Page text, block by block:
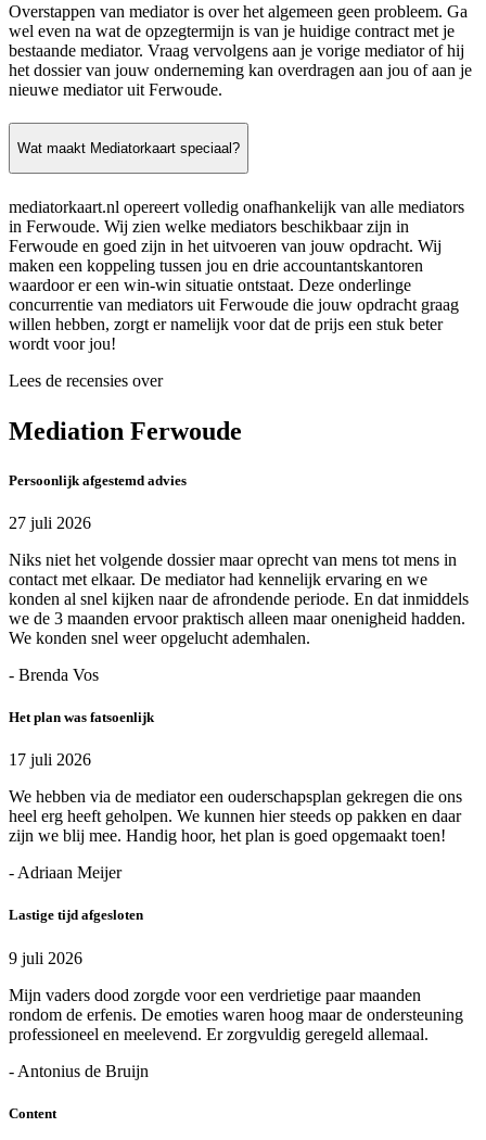
Overstappen van mediator is over het algemeen geen probleem. Ga
wel even na wat de opzegtermijn is van je huidige contract met je
bestaande mediator. Vraag vervolgens aan je vorige mediator of hij
het dossier van jouw onderneming kan overdragen aan jou of aan je
nieuwe mediator uit Ferwoude.
Wat maakt Mediatorkaart speciaal?
mediatorkaart.nl opereert volledig onafhankelijk van alle mediators
in Ferwoude. Wij zien welke mediators beschikbaar zijn in
Ferwoude en goed zijn in het uitvoeren van jouw opdracht. Wij
maken een koppeling tussen jou en drie accountantskantoren
waardoor er een win-win situatie ontstaat. Deze onderlinge
concurrentie van mediators uit Ferwoude die jouw opdracht graag
willen hebben, zorgt er namelijk voor dat de prijs een stuk beter
wordt voor jou!
Lees de recensies over
Mediation Ferwoude
Persoonlijk afgestemd advies
27 juli 2026
Niks niet het volgende dossier maar oprecht van mens tot mens in
contact met elkaar. De mediator had kennelijk ervaring en we
konden al snel kijken naar de afrondende periode. En dat inmiddels
we de 3 maanden ervoor praktisch alleen maar onenigheid hadden.
We konden snel weer opgelucht ademhalen.
- Brenda Vos
Het plan was fatsoenlijk
17 juli 2026
We hebben via de mediator een ouderschapsplan gekregen die ons
heel erg heeft geholpen. We kunnen hier steeds op pakken en daar
zijn we blij mee. Handig hoor, het plan is goed opgemaakt toen!
- Adriaan Meijer
Lastige tijd afgesloten
9 juli 2026
Mijn vaders dood zorgde voor een verdrietige paar maanden
rondom de erfenis. De emoties waren hoog maar de ondersteuning
professioneel en meelevend. Er zorgvuldig geregeld allemaal.
- Antonius de Bruijn
Content